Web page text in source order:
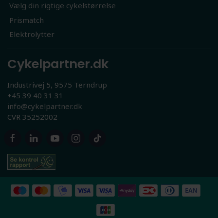
Vælg din rigtige cykelstørrelse
Prismatch
Elektrolytter
Cykelpartner.dk
Industrivej 5, 9575 Terndrup
+45 39 40 31 31
info@cykelpartner.dk
CVR 35252002